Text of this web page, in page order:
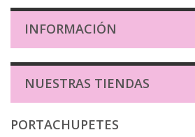
INFORMACIÓN
NUESTRAS TIENDAS
PORTACHUPETES